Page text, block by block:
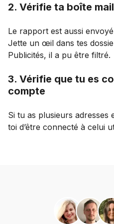
2. Vérifie ta boîte mail
Le rapport est aussi
Jette un œil dans tes
Publicités, il a pu être filtré.
3. Vérifie que tu es
compte
Si tu as plusieurs adresses
toi d’être connecté à celui